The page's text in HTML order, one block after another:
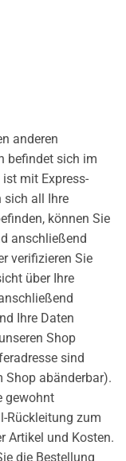
anderen
befindet sich im
ist mit Express-
sich all Ihre
können Sie
anschließend
verifizieren Sie
über Ihre
Ihre Daten
Shop
sind
Shop abänderbar).
gewohnt
Rückleitung zum
Artikel und Kosten.
die Bestellung